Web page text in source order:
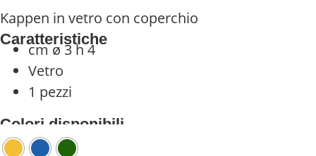
Kappen in vetro con coperchio
Caratteristiche
cm ø 3 h 4
Vetro
1 pezzi
Colori disponibili